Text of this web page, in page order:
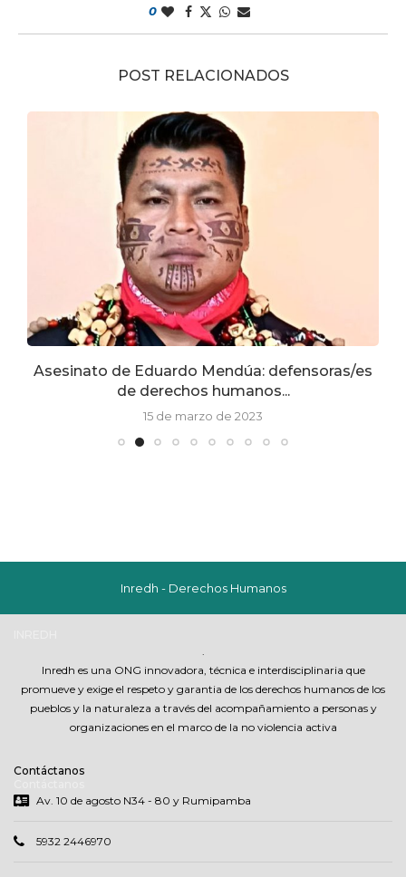
0
POST RELACIONADOS
Asesinato de Eduardo Mendúa: defensoras/es
de derechos humanos...
15 de marzo de 2023
Inredh - Derechos Humanos
.
Inredh es una ONG innovadora, técnica e interdisciplinaria que
promueve y exige el respeto y garantia de los derechos humanos de los
pueblos y la naturaleza a través del acompañamiento a personas y
organizaciones en el marco de la no violencia activa
Contáctanos
Av. 10 de agosto N34 - 80 y Rumipamba
5932 2446970